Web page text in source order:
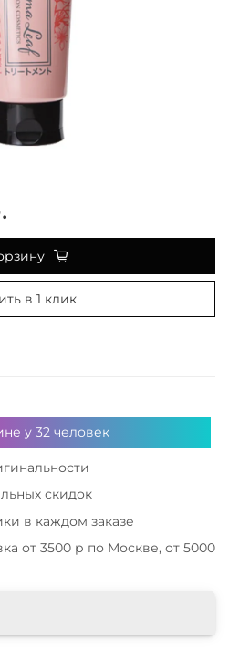
в 1 клик
у 32человек
скидок
в каждом заказе
от 3500 р по Москве, от 5000